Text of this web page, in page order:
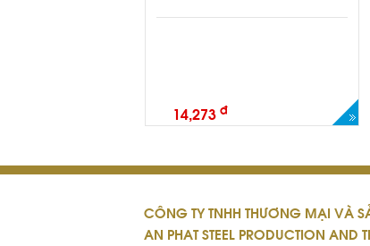
14,273 đ
CÔNG TY TNHH THƯƠNG MẠI VÀ
AN PHAT STEEL PRODUCTION AND